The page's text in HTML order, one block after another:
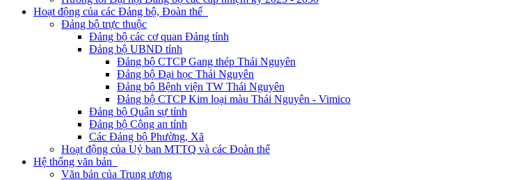
Hoạt động của các Đảng bộ, Đoàn thể
Đảng bộ trực thuộc
Đảng bộ các cơ quan Đảng tỉnh
Đảng bộ UBND tỉnh
Đảng bộ CTCP Gang thép Thái Nguyên
Đảng bộ Đại học Thái Nguyên
Đảng bộ Bệnh viện TW Thái Nguyên
Đảng bộ CTCP Kim loại màu Thái Nguyên - Vimico
Đảng bộ Quân sự tỉnh
Đảng bộ Công an tỉnh
Các Đảng bộ Phường, Xã
Hoạt động của Uỷ ban MTTQ và các Đoàn thể
Hệ thống văn bản
Văn bản của Trung ương